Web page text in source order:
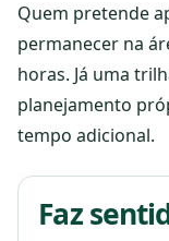
Quem pretende
permanecer na
horas. Já uma
planejamento
tempo adicional.
Faz